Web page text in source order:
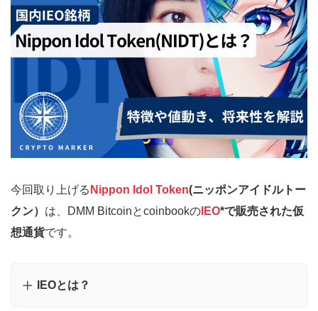
今回取り上げる Nippon Idol Token(ニッポンアイドルトー
クン） は、DMM Bitcoinとcoinbookの IEO*で販売された仮
想通貨です。
IEOとは？